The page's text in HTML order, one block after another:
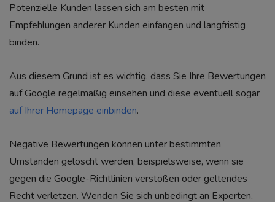
Potenzielle Kunden lassen sich am besten mit
Empfehlungen anderer Kunden einfangen und langfristig
binden.
Aus diesem Grund ist es wichtig, dass Sie Ihre Bewertungen
auf Google regelmäßig einsehen und diese eventuell sogar
auf Ihrer Homepage einbinden.
Negative Bewertungen können unter bestimmten
Umständen gelöscht werden, beispielsweise, wenn sie
gegen die Google-Richtlinien verstoßen oder geltendes
Recht verletzen. Wenden Sie sich unbedingt an Experten,